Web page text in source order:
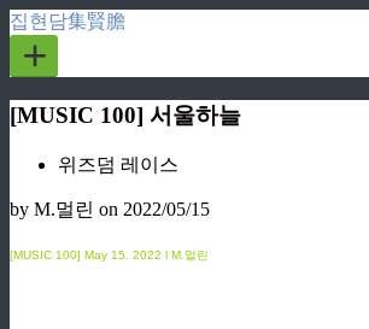
집현담集賢膽
+
[MUSIC 100] 서울하늘
위즈덤 레이스
by M.멀린 on 2022/05/15
[MUSIC 100] May 15. 2022 l M.멀린